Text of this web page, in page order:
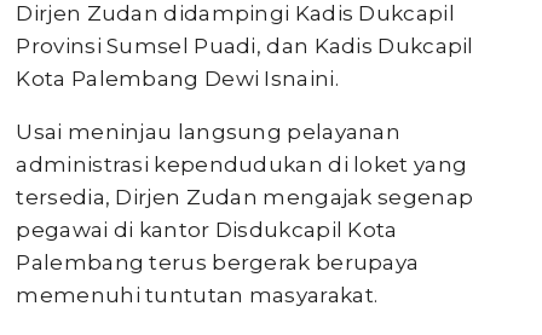
Dirjen Zudan didampingi Kadis Dukcapil
Provinsi Sumsel Puadi, dan Kadis Dukcapil
Kota Palembang Dewi Isnaini.
Usai meninjau langsung pelayanan
administrasi kependudukan di loket yang
tersedia, Dirjen Zudan mengajak segenap
pegawai di kantor Disdukcapil Kota
Palembang terus bergerak berupaya
memenuhi tuntutan masyarakat.